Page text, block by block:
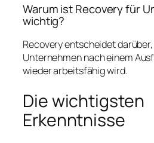
Warum ist Recovery für
wichtig?
Recovery entscheidet
Unternehmen nach einem
wieder arbeitsfähig wird.
Die wichtigsten
Erkenntnisse